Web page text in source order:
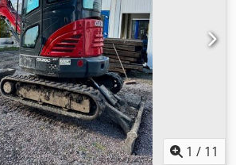
1 / 11